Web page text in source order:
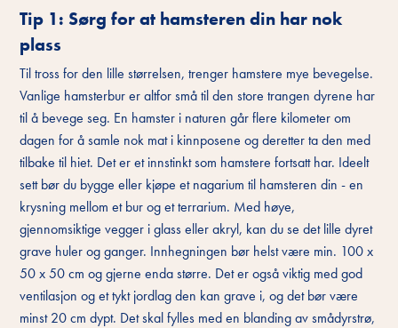
Tip 1: Sørg for at hamsteren din har nok
plass
Til tross for den lille størrelsen, trenger hamstere mye bevegelse.
Vanlige hamsterbur er altfor små til den store trangen dyrene har
til å bevege seg. En hamster i naturen går flere kilometer om
dagen for å samle nok mat i kinnposene og deretter ta den med
tilbake til hiet. Det er et innstinkt som hamstere fortsatt har. Ideelt
sett bør du bygge eller kjøpe et nagarium til hamsteren din - en
krysning mellom et bur og et terrarium. Med høye,
gjennomsiktige vegger i glass eller akryl, kan du se det lille dyret
grave huler og ganger. Innhegningen bør helst være min. 100 x
50 x 50 cm og gjerne enda større. Det er også viktig med god
ventilasjon og et tykt jordlag den kan grave i, og det bør være
minst 20 cm dypt. Det skal fylles med en blanding av smådyrstrø,